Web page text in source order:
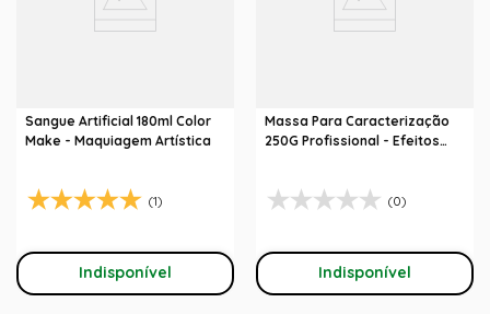
Sangue Artificial 180ml Color
Make - Maquiagem Artística
(1)
Indisponível
Massa Para Caracterização
250G Profissional - Efeitos
(0)
Indisponível